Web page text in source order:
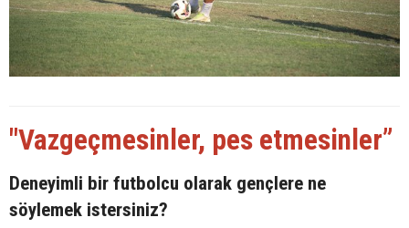
"Vazgeçmesinler, pes etmesinler”
Deneyimli bir futbolcu olarak gençlere ne
söylemek istersiniz?